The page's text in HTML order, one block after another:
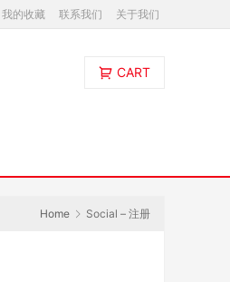
我的收藏 联系我们 关于我们
CART
Home Social – 注册